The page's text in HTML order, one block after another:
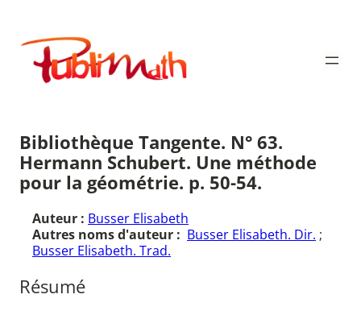
contenu
Publimath
Bibliothèque Tangente. N° 63.
Hermann Schubert. Une méthode
pour la géométrie. p. 50-54.
Auteur : Busser Elisabeth
Autres noms d'auteur : Busser Elisabeth. Dir. ;
Busser Elisabeth. Trad.
Résumé